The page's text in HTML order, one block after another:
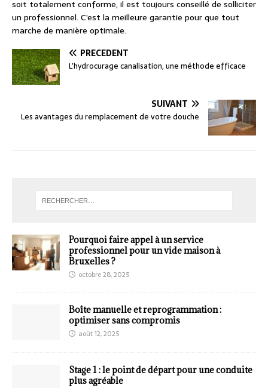
soit totalement conforme, il est toujours conseillé de solliciter
un professionnel. C’est la meilleure garantie pour que tout
marche de manière optimale.
PRÉCÉDENT
L’hydrocurage canalisation, une méthode efficace
SUIVANT
Les avantages du remplacement de votre douche
Pourquoi faire appel à un service
professionnel pour un vide maison à
Bruxelles ?
octobre 28, 2025
Boîte manuelle et reprogrammation :
optimiser sans compromis
août 12, 2025
Stage 1 : le point de départ pour une conduite
plus agréable